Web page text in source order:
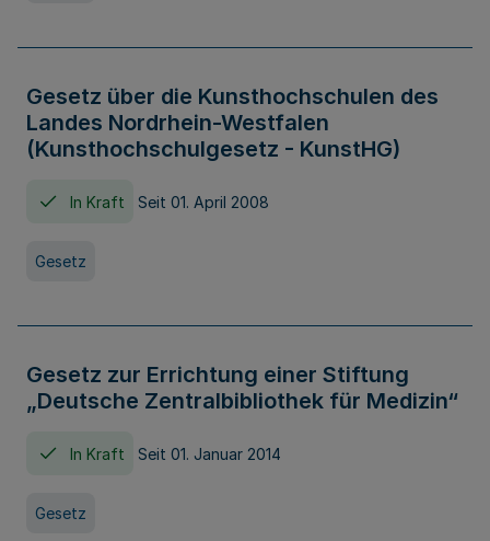
Gesetz über die Kunsthochschulen des
Landes Nordrhein-Westfalen
(Kunsthochschulgesetz - KunstHG)
In Kraft Seit 01. April 2008
Gesetz
Gesetz zur Errichtung einer Stiftung
„Deutsche Zentralbibliothek für Medizin“
In Kraft Seit 01. Januar 2014
Gesetz